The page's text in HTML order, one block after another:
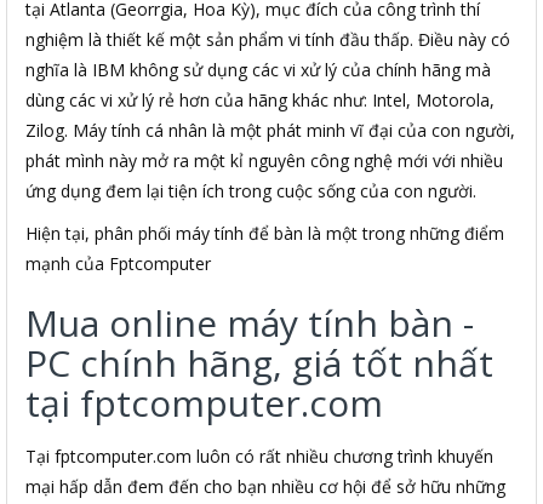
tại Atlanta (Georrgia, Hoa Kỳ), mục đích của công trình thí
nghiệm là thiết kế một sản phẩm vi tính đầu thấp. Điều này có
nghĩa là IBM không sử dụng các vi xử lý của chính hãng mà
dùng các vi xử lý rẻ hơn của hãng khác như: Intel, Motorola,
Zilog. Máy tính cá nhân là một phát minh vĩ đại của con người,
phát mình này mở ra một kỉ nguyên công nghệ mới với nhiều
ứng dụng đem lại tiện ích trong cuộc sống của con người.
Hiện tại, phân phối máy tính để bàn là một trong những điểm
mạnh của Fptcomputer
Mua online máy tính bàn -
PC chính hãng, giá tốt nhất
tại fptcomputer.com
Tại fptcomputer.com luôn có rất nhiều chương trình khuyến
mại hấp dẫn đem đến cho bạn nhiều cơ hội để sở hữu những